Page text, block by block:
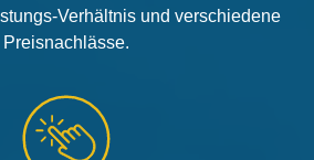
Verhältnis und verschiedene
Preisnachlässe.